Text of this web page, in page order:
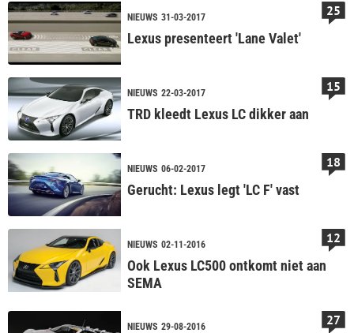
NIEUWS 31-03-2017
Lexus presenteert 'Lane Valet'
25
NIEUWS 22-03-2017
TRD kleedt Lexus LC dikker aan
15
NIEUWS 06-02-2017
Gerucht: Lexus legt 'LC F' vast
18
NIEUWS 02-11-2016
Ook Lexus LC500 ontkomt niet aan
SEMA
12
NIEUWS 29-08-2016 27